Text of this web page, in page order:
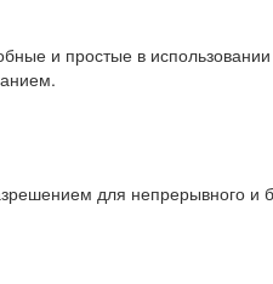
и простые в
для непрерывного и